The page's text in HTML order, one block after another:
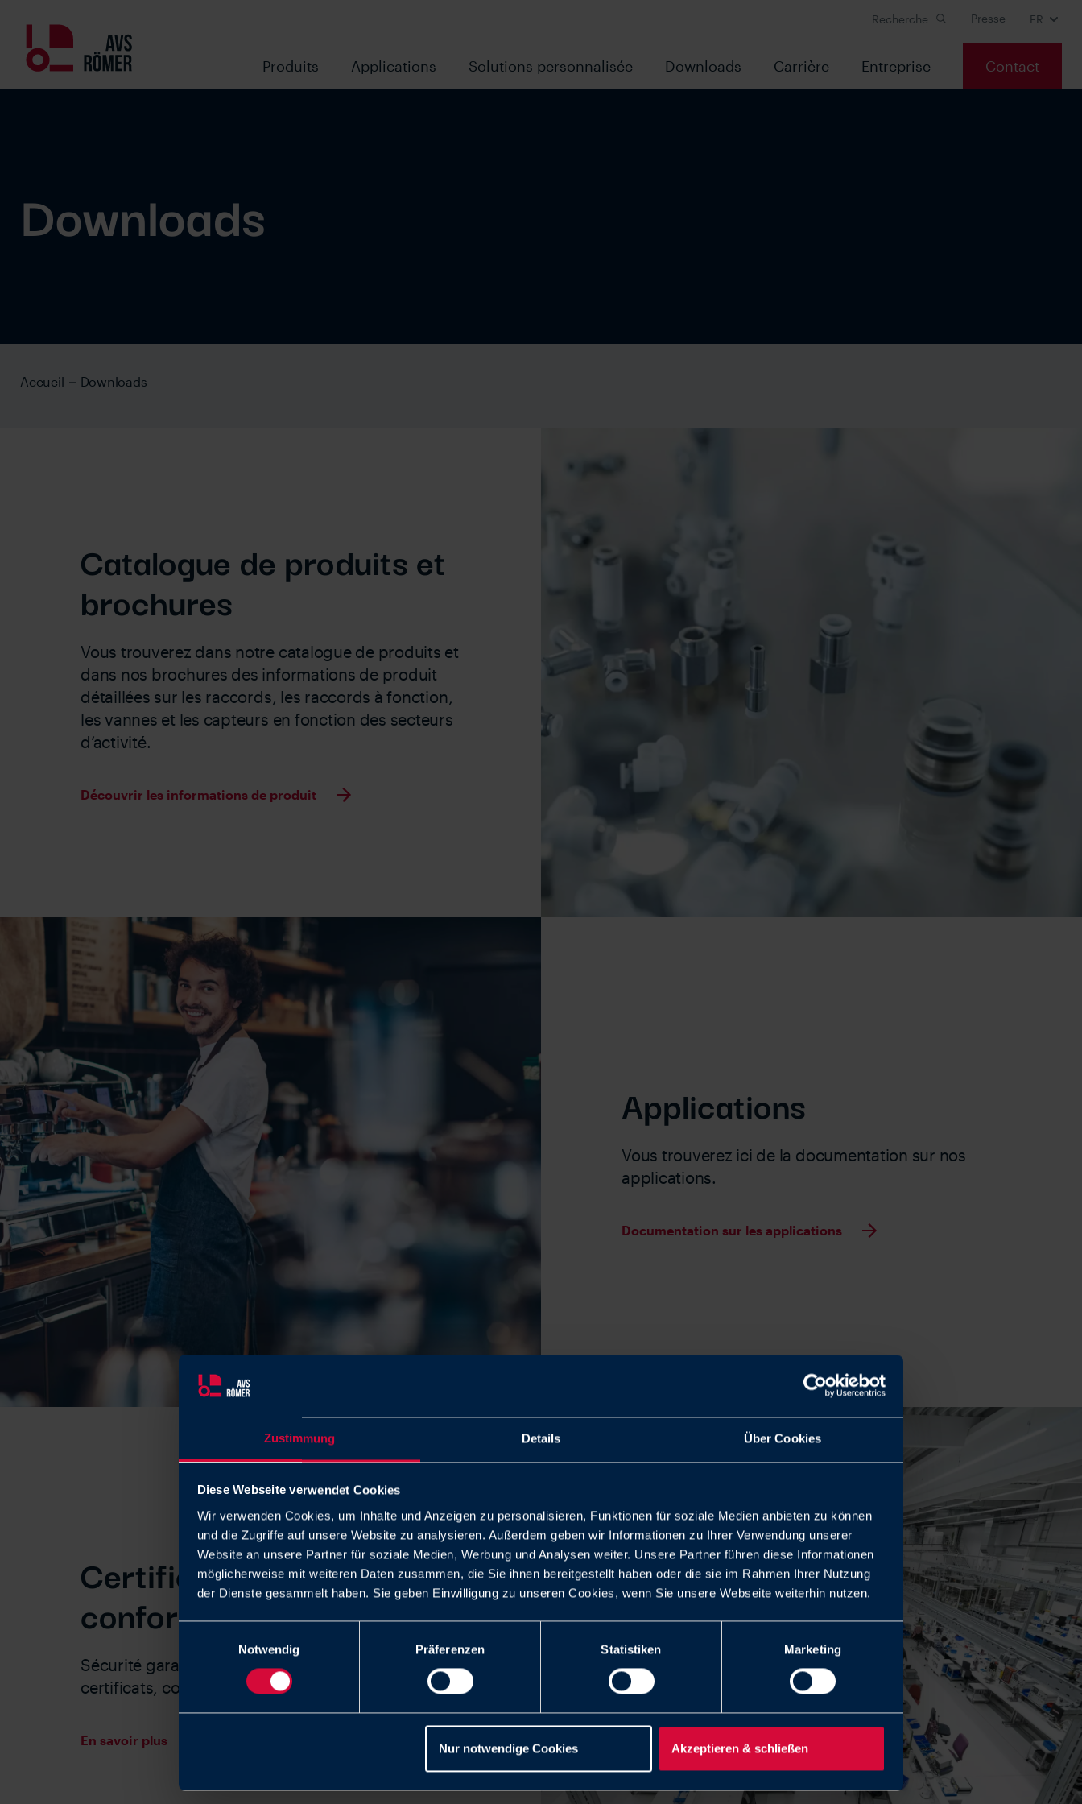
Zustimmung Details Über Cookies
Diese Webseite verwendet Cookies
Wir verwenden Cookies, um Inhalte und Anzeigen zu personalisieren, Funktionen für soziale Medien anbieten zu können
und die Zugriffe auf unsere Website zu analysieren. Außerdem geben wir Informationen zu Ihrer Verwendung unserer
Website an unsere Partner für soziale Medien, Werbung und Analysen weiter. Unsere Partner führen diese Informationen
möglicherweise mit weiteren Daten zusammen, die Sie ihnen bereitgestellt haben oder die sie im Rahmen Ihrer Nutzung
der Dienste gesammelt haben. Sie geben Einwilligung zu unseren Cookies, wenn Sie unsere Webseite weiterhin nutzen.
Notwendig
Präferenzen Statistiken Marketing
Nur notwendige Cookies Akzeptieren & schließen
Recherche Presse FR
Produits Applications Solutions personnalisée Downloads Carrière Entreprise Contact
Downloads
Accueil Downloads
Catalogue de produits et
brochures
Vous trouverez dans notre catalogue de produits et
dans nos brochures des informations de produit
détaillées sur les raccords, les raccords à fonction,
les vannes et les capteurs en fonction des secteurs
d’activité.
Découvrir les informations de produit
Applications
Vous trouverez ici de la documentation sur nos
applications.
Documentation sur les applications
Certificats et
conformités
Sécurité garantie : homologations de produit,
certificats, conformités, normes.
En savoir plus